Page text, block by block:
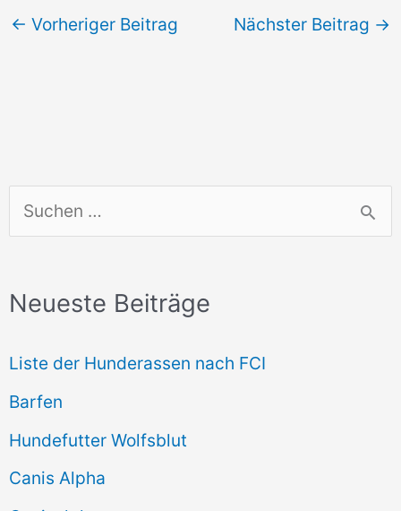
u
h
n
n
a
c
Neueste Beiträge
Liste der Hunderassen nach FCI
Barfen
Hundefutter Wolfsblut
Canis Alpha
← Vorheriger Beitrag Nächster Beitrag →